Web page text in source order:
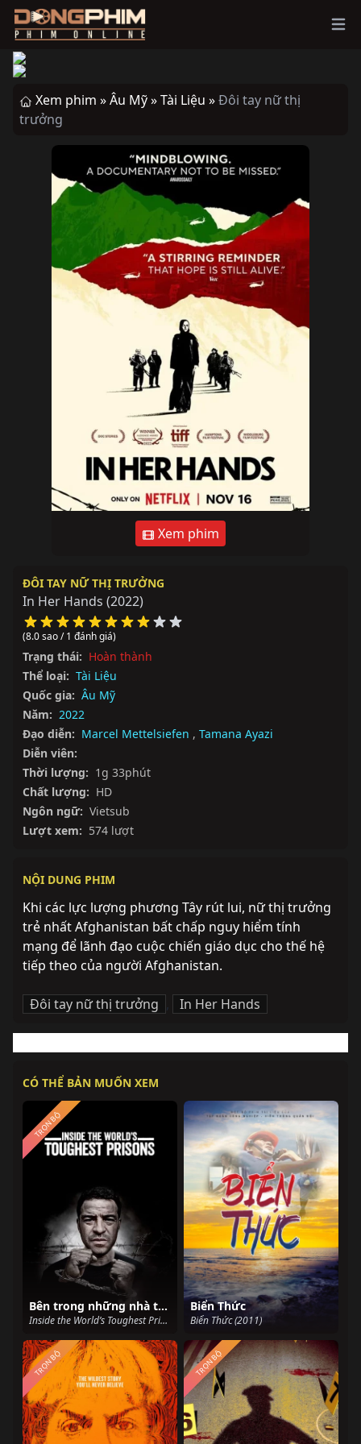
Xem phim »Âu Mỹ »Tài Liệu »Đôi tay nữ thị
trưởng
Xem phim
ĐÔI TAY NỮ THỊ TRƯỞNG
In Her Hands (2022)
(8.0 sao / 1 đánh giá)
Trạng thái: Hoàn thành
Thể loại: Tài Liệu
Quốc gia: Âu Mỹ
Năm: 2022
Đạo diễn: Marcel Mettelsiefen , Tamana Ayazi
Diễn viên:
Thời lượng: 1g 33phút
Chất lượng: HD
Ngôn ngữ: Vietsub
Lượt xem: 574 lượt
NỘI DUNG PHIM
Khi các lực lượng phương Tây rút lui, nữ thị trưởng
trẻ nhất Afghanistan bất chấp nguy hiểm tính
mạng để lãnh đạo cuộc chiến giáo dục cho thế hệ
tiếp theo của người Afghanistan.
Đôi tay nữ thị trưởng , In Her Hands
CÓ THỂ BẢN MUỐN XEM
Bên trong những nhà tù khốc liệt nhất thế giới (Phần 7)
Inside the World’s Toughest Prisons (Season 7) (2023)
TRỌN BỘ
Biển Thức
Biển Thức (2011)
TRỌN BỘ TRỌN BỘ